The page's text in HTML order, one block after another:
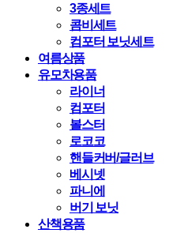
3종세트
콤비세트
컴포터 보닛세트
여름상품
유모차용품
라이너
컴포터
볼스터
로코코
핸들커버/글러브
베시넷
파니에
버기 보닛
산책용품